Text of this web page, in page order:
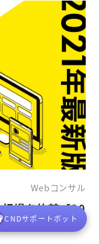
CNDサポートボット
Webコンサル
場を比較【20